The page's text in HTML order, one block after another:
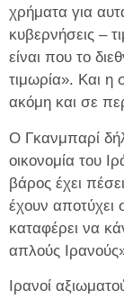
χρήματα για
κυβερνήσεις –
είναι που το
τιμωρία». Και η
ακόμη και σε
Ο Γκανμπαρί
οικονομία του
βάρος έχει
έχουν αποτύχει
καταφέρει να
απλούς
Ιρανοί